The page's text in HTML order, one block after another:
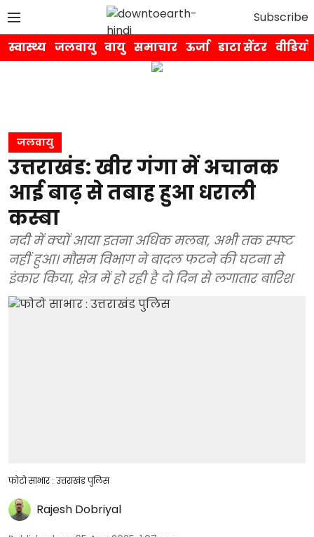
Subscribe
स्वास्थ्य जलवायु वायु समाचार ऊर्जा डाटा सेंटर वीडियो
जलवायु
उत्तराखंड: खीर गंगा में अचानक
आई बाढ़ से तबाह हुआ धराली
कस्बा
नदी में क्यों आया इतना अधिक मलबा, अभी तक स्पष्ट
नहीं हुआ। मौसम विभाग ने बादल फटने की घटना से
इंकार किया, क्षेत्र में हो रही है दो दिन से लगातार बारिश
फोटो साभार : उत्तराखंड पुलिस
Rajesh Dobriyal